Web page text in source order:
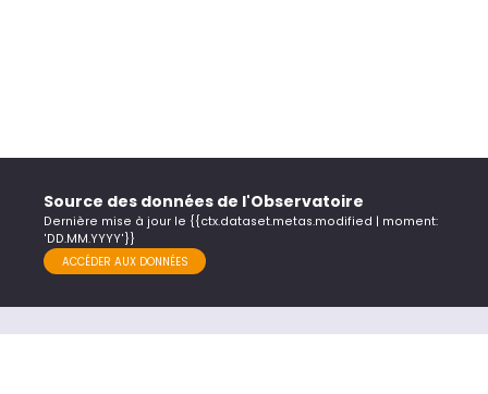
Source des données de l'Observatoire
Dernière mise à jour le {{ctx.dataset.metas.modified | moment:
'DD.MM.YYYY'}}
ACCÉDER AUX DONNÉES